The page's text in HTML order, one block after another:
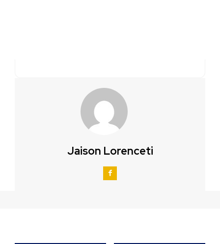
Jaison Lorenceti